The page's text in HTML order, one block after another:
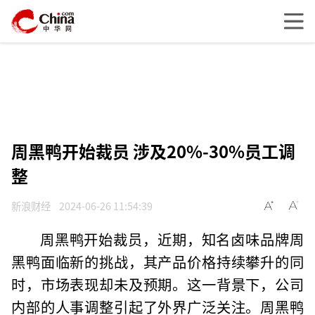
周黑鸭开始裁员 涉及20%-30%员工调
整
新浪财经 2024-06-26 11:54:39
周黑鸭开始裁员，近期，知名卤味品牌周
黑鸭面临新的挑战，其产品价格持续攀升的同
时，市场表现却未及预期。这一背景下，公司
内部的人事调整引起了外界广泛关注。周黑鸭